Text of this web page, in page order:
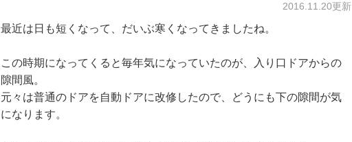
2016.11.20更新
最近は日も短くなって、だいぶ寒くなってきましたね。
この時期になってくると毎年気になっていたのが、入り口ドアからの
隙間風。
元々は普通のドアを自動ドアに改修したので、どうにも下の隙間が気
になります。